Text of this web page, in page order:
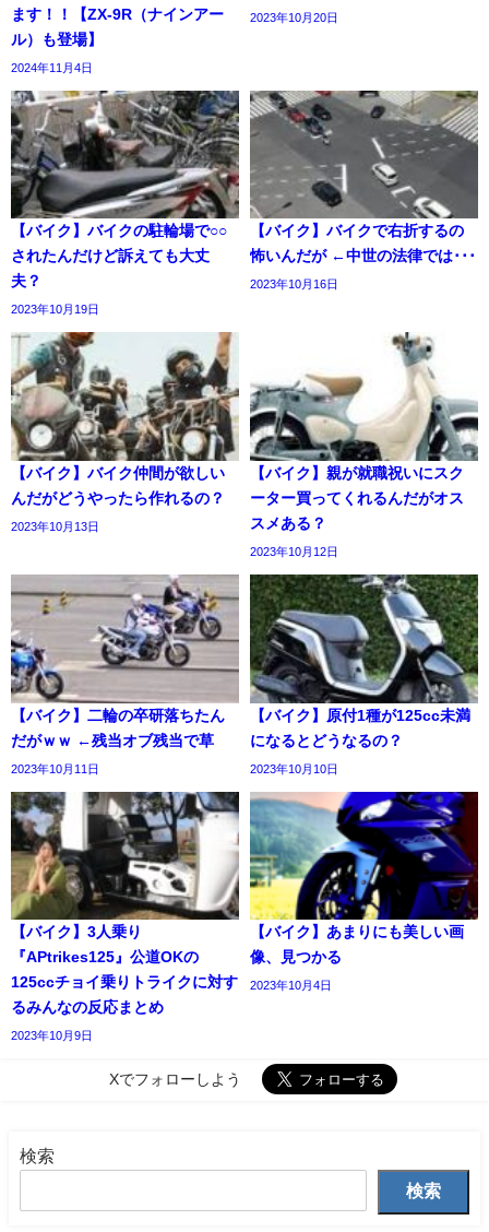
ます！！【ZX-9R（ナインアー
ル）も登場】
2024年11月4日
2023年10月20日
【バイク】バイクの駐輪場で○○
されたんだけど訴えても大丈
夫？
2023年10月19日
【バイク】バイクで右折するの
怖いんだが ←中世の法律では･･･
2023年10月16日
【バイク】バイク仲間が欲しい
んだがどうやったら作れるの？
2023年10月13日
【バイク】親が就職祝いにスク
ーター買ってくれるんだがオス
スメある？
2023年10月12日
【バイク】二輪の卒研落ちたん
だがｗｗ ←残当オブ残当で草
2023年10月11日
【バイク】原付1種が125cc未満
になるとどうなるの？
2023年10月10日
【バイク】3人乗り
『APtrikes125』公道OKの
125ccチョイ乗りトライクに対す
るみんなの反応まとめ
2023年10月9日
【バイク】あまりにも美しい画
像、見つかる
2023年10月4日
Xでフォローしよう
検索
検索